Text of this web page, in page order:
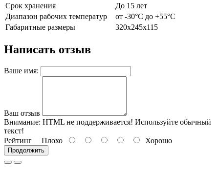
Срок хранения
До 15 лет
Диапазон рабочих температур
от -30°C до +55°C
Габаритные размеры
320х245х115
Написать отзыв
Ваше имя:
Ваш отзыв
Внимание: HTML не поддерживается! Используйте обычный
текст!
Рейтинг Плохо Хорошо
Продолжить